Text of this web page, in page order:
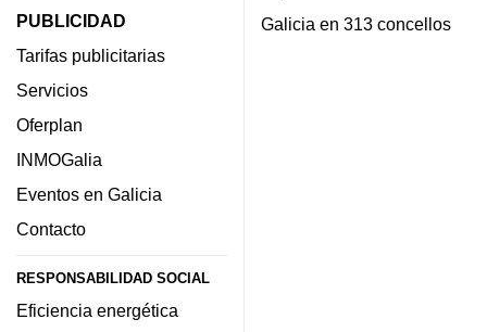
PUBLICIDAD
Tarifas publicitarias
Servicios
Oferplan
INMOGalia
Eventos en Galicia
Contacto
RESPONSABILIDAD SOCIAL
Eficiencia energética
Galicia en 313 concellos